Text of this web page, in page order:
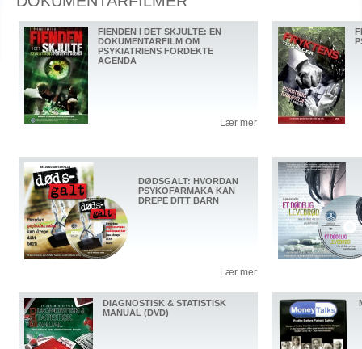
FIENDEN I DET SKJULTE: EN
DOKUMENTARFILM OM
PSYKIATRIENS FORDEKTE
AGENDA
Lær mer
DØDSGALT: HVORDAN
PSYKOFARMAKA KAN
DREPE DITT BARN
Lær mer
DIAGNOSTISK & STATISTISK
MANUAL (DVD)